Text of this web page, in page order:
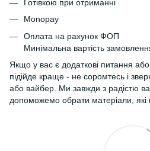
Готівкою при отриманні
Monopay
Оплата на рахунок ФОП
Минімальна вартість
Якщо у вас є додаткові питання
підійде краще - не соромтесь і
або вайбер. Ми завжди з радістю
допоможемо обрати матеріали, які